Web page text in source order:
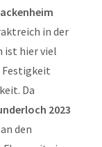
in der
ist hier viel
Festigkeit
Da
2023
den